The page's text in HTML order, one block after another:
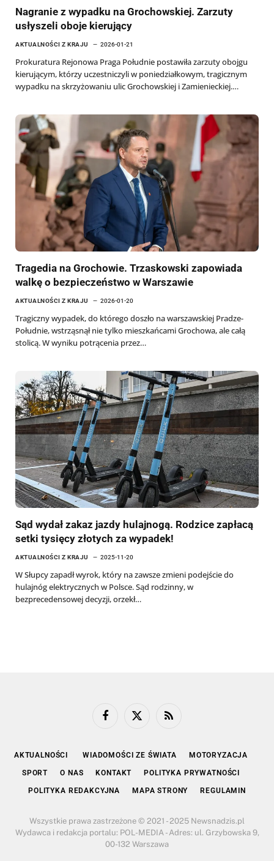
Nagranie z wypadku na Grochowskiej. Zarzuty
usłyszeli oboje kierujący
AKTUALNOŚCI Z KRAJU 2026-01-21
Prokuratura Rejonowa Praga Południe postawiła zarzuty obojgu
kierującym, którzy uczestniczyli w poniedziałkowym, tragicznym
wypadku na skrzyżowaniu ulic Grochowskiej i Zamienieckiej.…
Tragedia na Grochowie. Trzaskowski zapowiada
walkę o bezpieczeństwo w Warszawie
AKTUALNOŚCI Z KRAJU 2026-01-20
Tragiczny wypadek, do którego doszło na warszawskiej Pradze-
Południe, wstrząsnął nie tylko mieszkańcami Grochowa, ale całą
stolicą. W wyniku potrącenia przez…
Sąd wydał zakaz jazdy hulajnogą. Rodzice zapłacą
setki tysięcy złotych za wypadek!
AKTUALNOŚCI Z KRAJU 2025-11-20
W Słupcy zapadł wyrok, który na zawsze zmieni podejście do
hulajnóg elektrycznych w Polsce. Sąd rodzinny, w
bezprecedensowej decyzji, orzekł…
FacebookX
RSS
AKTUALNOŚCI WIADOMOŚCI ZE ŚWIATA MOTORYZACJA
SPORT O NAS KONTAKT POLITYKA PRYWATNOŚCI
POLITYKA REDAKCYJNA MAPA STRONY REGULAMIN
Wszystkie prawa zastrzeżone © 2021 - 2025 Newsnadzis.pl
Wydawca i redakcja portalu: POL-MEDIA - Adres: ul. Grzybowska 9,
00-132 Warszawa